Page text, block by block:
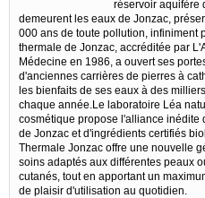
réservoir aquifère
demeurent les eaux de Jonzac,
000 ans de toute pollution, infiniment
thermale de Jonzac, accréditée par
Médecine en 1986, a ouvert ses
d'anciennes carrières de pierres à
les bienfaits de ses eaux à des
chaque année.Le laboratoire Léa
cosmétique propose l'alliance inédite
de Jonzac et d'ingrédients certifiés
Thermale Jonzac offre une nouvelle
soins adaptés aux différentes peaux
cutanés, tout en apportant un
de plaisir d'utilisation au quotidien.